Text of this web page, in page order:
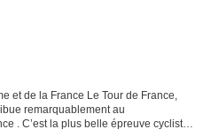
et de la France Le Tour de France,
remarquablement au
. C’est la plus belle épreuve cycliste